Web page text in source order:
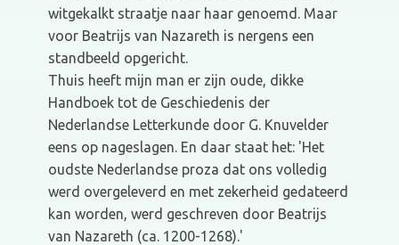
witgekalkt straatje naar haar genoemd. Maar
voor Beatrijs van Nazareth is nergens een
standbeeld opgericht.
Thuis heeft mijn man er zijn oude, dikke
Handboek tot de Geschiedenis der
Nederlandse Letterkunde door G. Knuvelder
eens op nageslagen. En daar staat het: 'Het
oudste Nederlandse proza dat ons volledig
werd overgeleverd en met zekerheid gedateerd
kan worden, werd geschreven door Beatrijs
van Nazareth (ca. 1200-1268).'